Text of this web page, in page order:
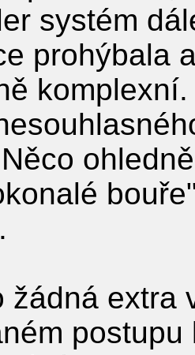
systém
prohýbala
žádná extra